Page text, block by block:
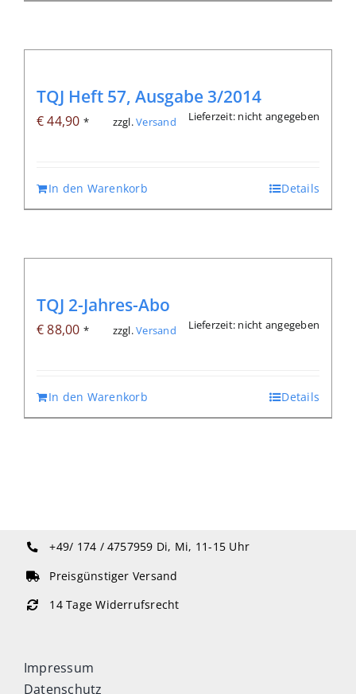
TQJ Heft 57, Ausgabe 3/2014
€44,90 * zzgl.Versand Lieferzeit: nicht angegeben
In den Warenkorb Details
TQJ 2-Jahres-Abo
€88,00 * zzgl.Versand Lieferzeit: nicht angegeben
In den Warenkorb Details
+49/ 174 / 4757959 Di, Mi, 11-15 Uhr
Preisgünstiger Versand
14 Tage Widerrufsrecht
Impressum
Datenschutz